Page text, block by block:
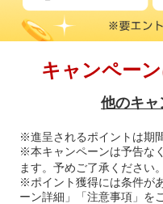
キャンペー
他のキャ
※進呈されるポイントは期
※本キャンペーンは予告な
ます。予めご了承ください
※ポイント獲得には条件が
ーン詳細」「注意事項」を